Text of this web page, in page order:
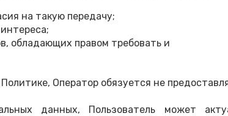
на такую ​​передачу;
обладающих правом требовать и
Оператор обязуется не
данных, Пользователь может